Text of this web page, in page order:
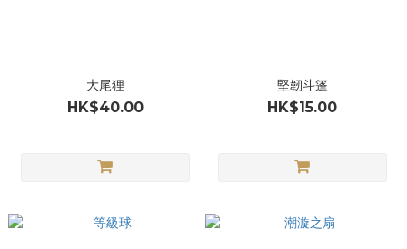
大尾狸
HK$40.00
堅韌斗篷
HK$15.00